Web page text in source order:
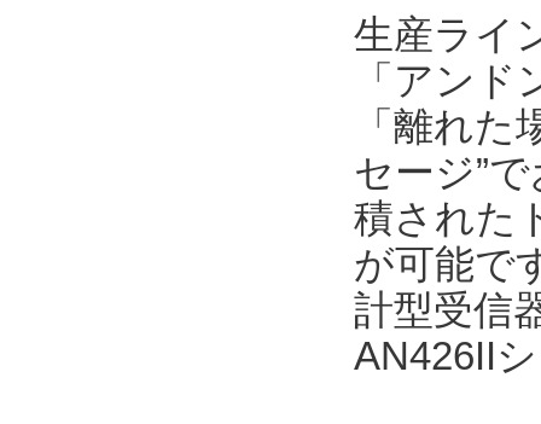
生産ライ
「アン
「離れ
セージ”
積された
が可能で
計型受信
AN426II